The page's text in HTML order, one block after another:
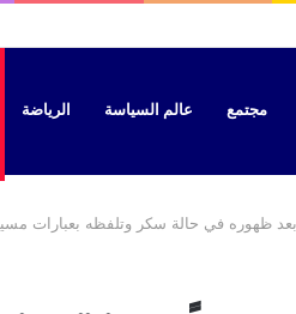
الوصول إلى سبتة بطائرة شراعية
مجتمع عالم السياسة الرياضة
ظهوره في حالة سكر وتلفظه بعبارات